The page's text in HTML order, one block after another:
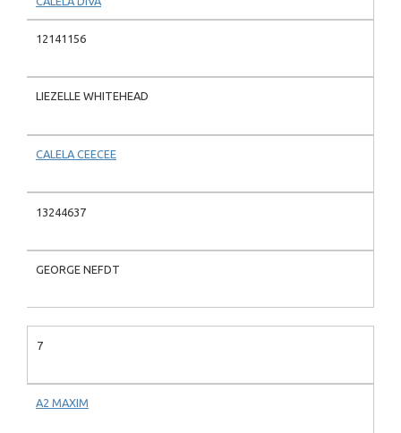
12141156
LIEZELLE WHITEHEAD
CALELA CEECEE
13244637
GEORGE NEFDT
7
A2 MAXIM